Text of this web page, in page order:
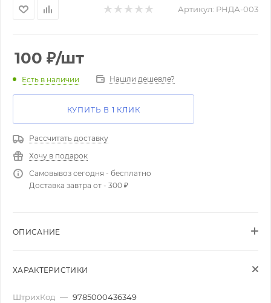
Артикул: РНДА-003
100 ₽/шт
Есть в наличии Нашли дешевле?
КУПИТЬ В 1 КЛИК
Рассчитать доставку
Хочу в подарок
Самовывоз сегодня - бесплатно
Доставка завтра от - 300 ₽
ОПИСАНИЕ
ХАРАКТЕРИСТИКИ
ШтрихКод — 9785000436349